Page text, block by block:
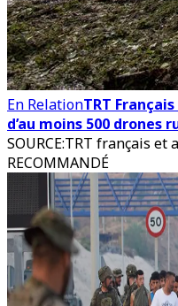
En RelationTRT
d’au moins 500 drones
SOURCE:TRT français et
RECOMMANDÉ